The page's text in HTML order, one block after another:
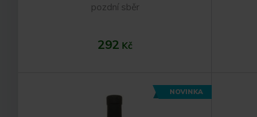
pozdní sběr
292 Kč
NOVINKA